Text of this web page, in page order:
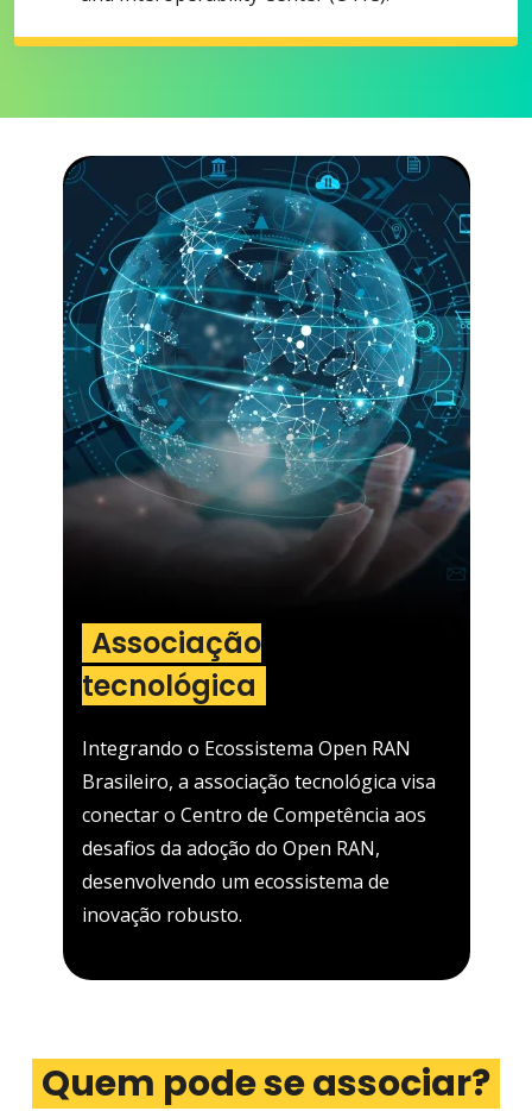
Associação
tecnológica
Integrando o Ecossistema Open RAN
Brasileiro, a associação tecnológica visa
conectar o Centro de Competência aos
desafios da adoção do Open RAN,
desenvolvendo um ecossistema de
inovação robusto.
Quem pode se associar?